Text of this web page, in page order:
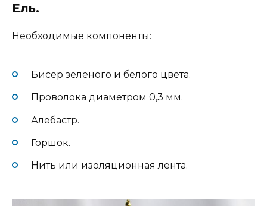
Ель.
Необходимые компоненты:
Бисер зеленого и белого цвета.
Проволока диаметром 0,3 мм.
Алебастр.
Горшок.
Нить или изоляционная лента.